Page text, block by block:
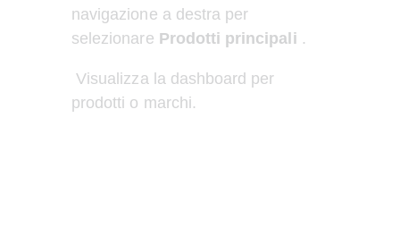
navigazione a destra per
selezionare Prodotti principali .
Visualizza la dashboard per
prodotti o marchi.